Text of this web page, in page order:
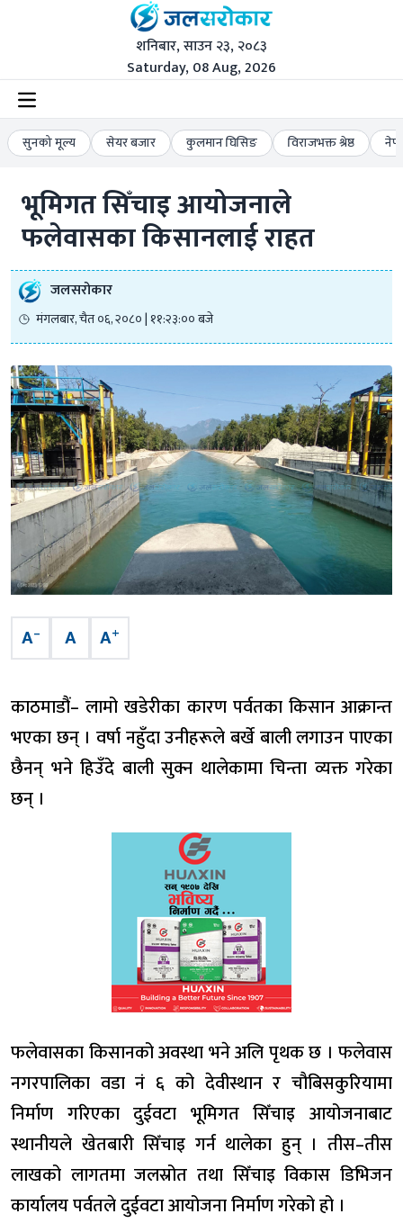
शनिबार, साउन २३, २०८३
Saturday, 08 Aug, 2026
सुनको मूल्य सेयर बजार कुलमान घिसिङ विराजभक्त श्रेष्ठ
भूमिगत सिँचाइ आयोजनाले
फलेवासका किसानलाई राहत
जलसरोकार
मंगलबार, चैत ०६, २०८० | ११:२३:०० बजे
A– A A+
काठमाडौं– लामो खडेरीका कारण पर्वतका किसान आक्रान्त
भएका छन् । वर्षा नहुँदा उनीहरूले बर्खे बाली लगाउन पाएका
छैनन् भने हिउँदे बाली सुक्न थालेकामा चिन्ता व्यक्त गरेका
छन् ।
फलेवासका किसानको अवस्था भने अलि पृथक छ । फलेवास
नगरपालिका वडा नं ६ को देवीस्थान र चौबिसकुरियामा
निर्माण गरिएका दुईवटा भूमिगत सिँचाइ आयोजनाबाट
स्थानीयले खेतबारी सिँचाइ गर्न थालेका हुन् । तीस–तीस
लाखको लागतमा जलस्रोत तथा सिँचाइ विकास डिभिजन
कार्यालय पर्वतले दुईवटा आयोजना निर्माण गरेको हो ।